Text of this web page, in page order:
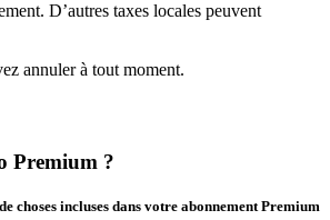
D’autres taxes locales peuvent
annuler à tout moment.
Premium ?
choses incluses dans votre abonnement Premium